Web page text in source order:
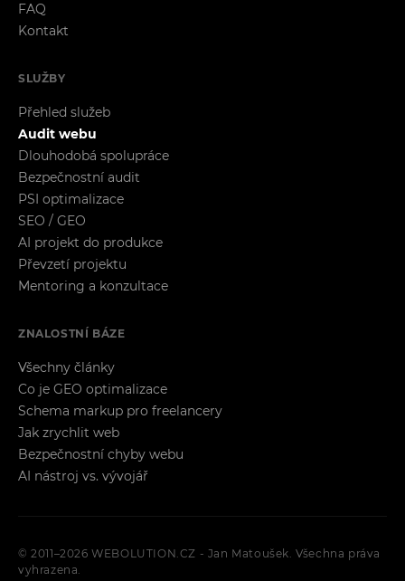
FAQ
Kontakt
SLUŽBY
Přehled služeb
Audit webu
Dlouhodobá spolupráce
Bezpečnostní audit
PSI optimalizace
SEO / GEO
AI projekt do produkce
Převzetí projektu
Mentoring a konzultace
ZNALOSTNÍ BÁZE
Všechny články
Co je GEO optimalizace
Schema markup pro freelancery
Jak zrychlit web
Bezpečnostní chyby webu
AI nástroj vs. vývojář
© 2011–2026 WEBOLUTION.CZ - Jan Matoušek. Všechna práva
vyhrazena.